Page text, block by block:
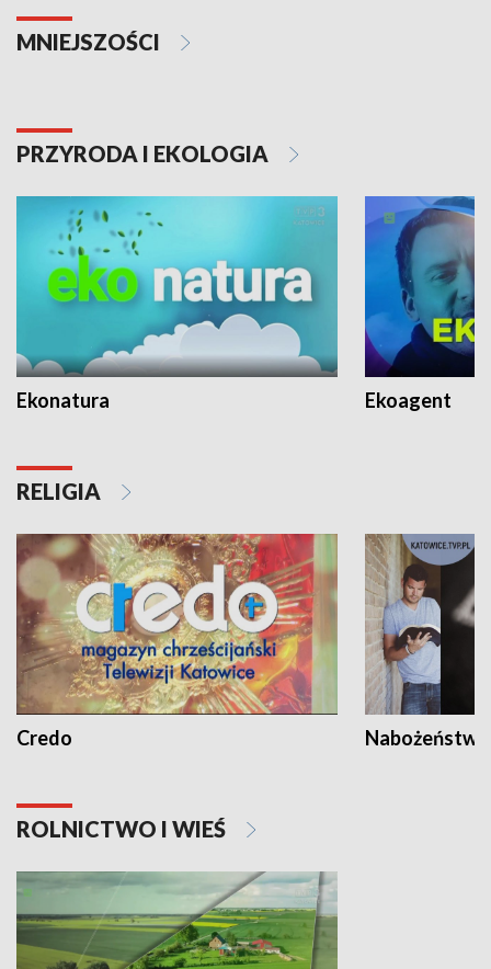
MNIEJSZOŚCI
PRZYRODA I EKOLOGIA
Ekonatura Ekoagent
RELIGIA
Credo
ROLNICTWO I WIEŚ